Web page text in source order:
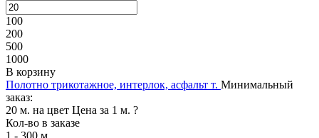
100
200
500
1000
В корзину
Полотно трикотажное, интерлок, асфальт т. Минимальный
заказ:
20 м. на цвет Цена за 1 м. ?
Кол-во в заказе
1 - 300 м.